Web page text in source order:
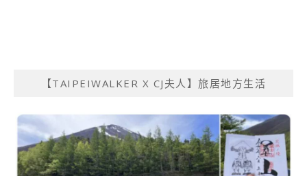
【TAIPEIWALKER X CJ夫人】旅居地方生活